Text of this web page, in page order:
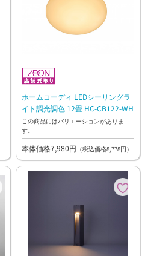
ホームコーディ LEDシーリングラ
イト調光調色 12畳 HC-CB122-WH
この商品にはバリエーションがありま
す。
本体価格7,980円 （税込価格8,778円）